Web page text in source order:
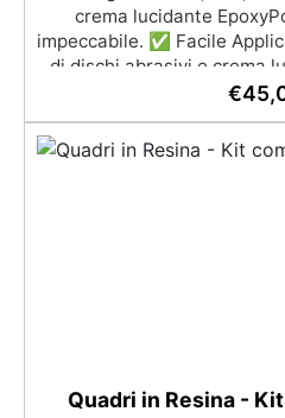
crema lucidante
impeccabile. ✅ Facile
di dischi abrasivi e crema
lucidatura semplice ed
basse per rimuovere
grana 4000 per una
€
Quadri in Resina -